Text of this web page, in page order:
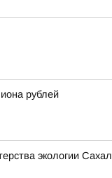
рублей
экологии